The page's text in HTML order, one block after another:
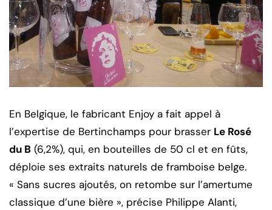
En Belgique, le fabricant Enjoy a fait appel à
l’expertise de Bertinchamps pour brasser Le Rosé
du B (6,2%), qui, en bouteilles de 50 cl et en fûts,
déploie ses extraits naturels de framboise belge.
« Sans sucres ajoutés, on retombe sur l’amertume
classique d’une bière », précise Philippe Alanti,